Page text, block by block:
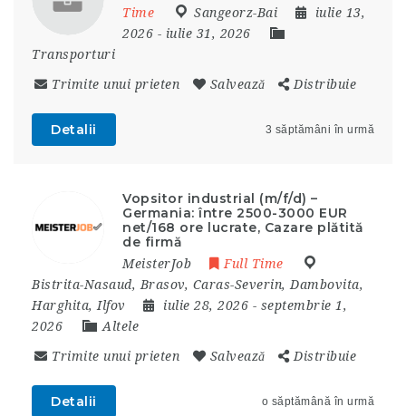
Time
Sangeorz-Bai
iulie 13,
2026 - iulie 31, 2026
Transporturi
Trimite unui prieten Salvează Distribuie
Detalii 3 săptămâni în urmă
Vopsitor industrial (m/f/d) –
Germania: între 2500-3000 EUR
net/168 ore lucrate, Cazare plătită
de firmă
MeisterJob
Full Time
Bistrita-Nasaud, Brasov, Caras-Severin, Dambovita,
Harghita, Ilfov iulie 28, 2026 - septembrie 1,
2026
Altele
Trimite unui prieten Salvează Distribuie
Detalii o săptămână în urmă